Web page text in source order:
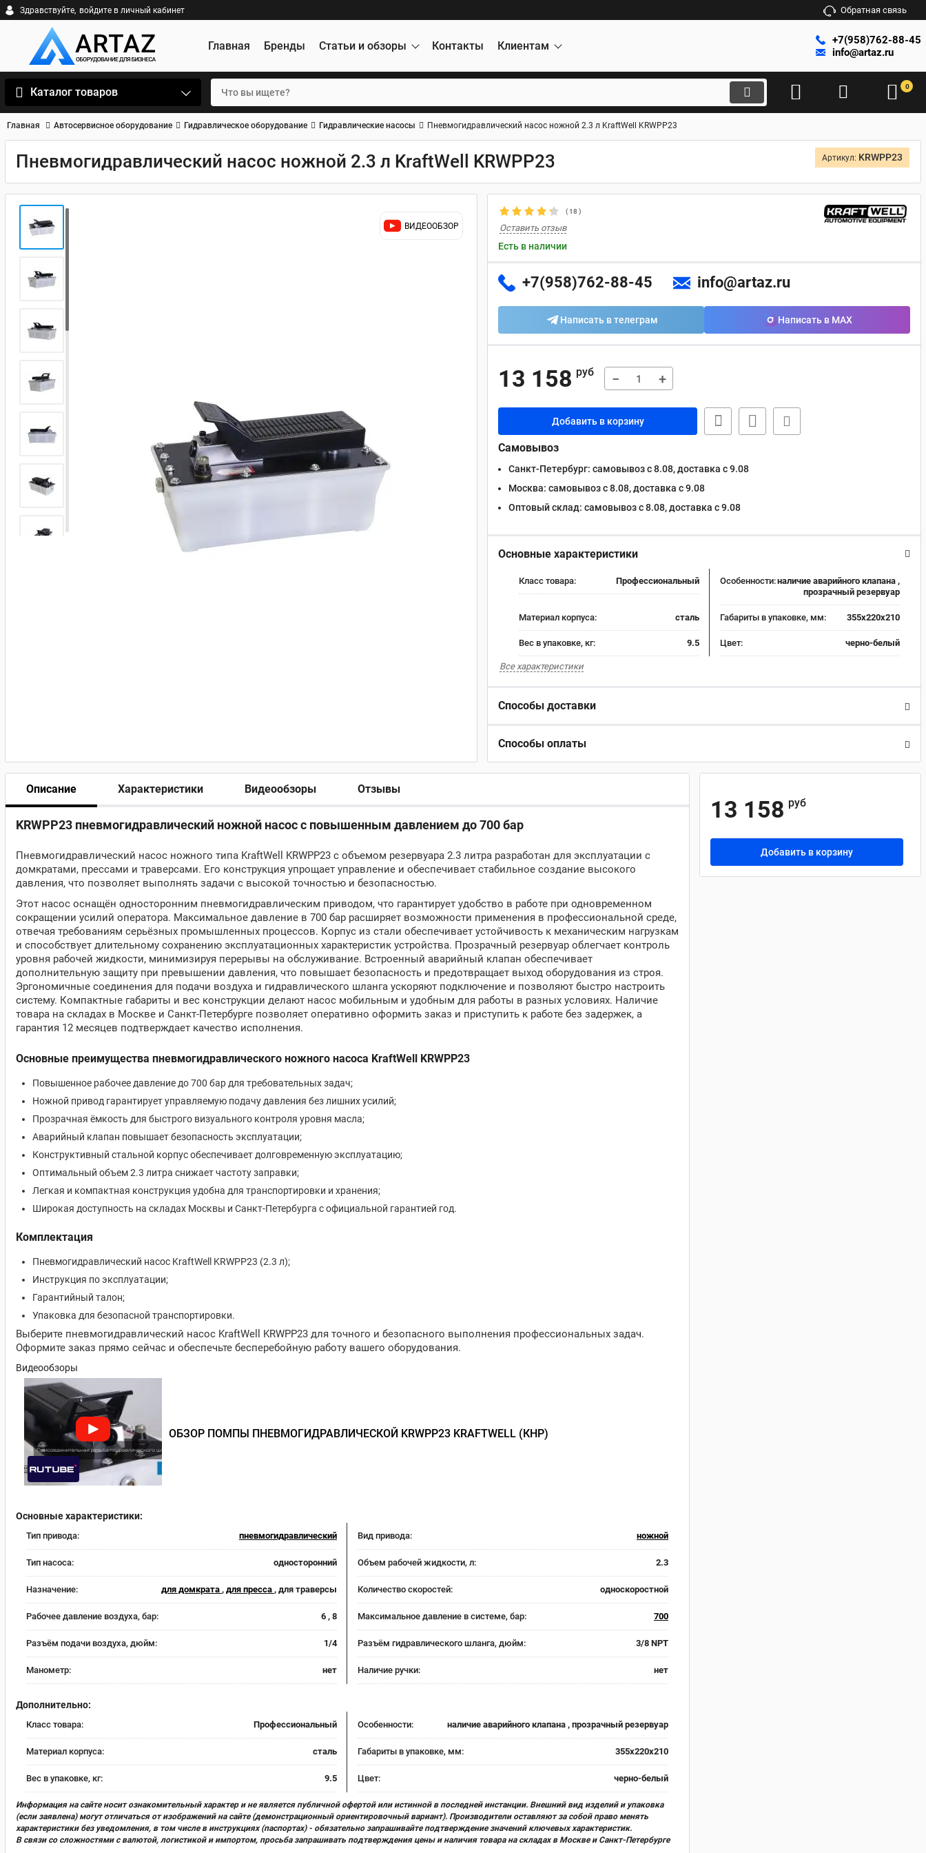
Здравствуйте, войдите в личный кабинет Обратная связь
Главная Бренды Статьи и обзоры Контакты Клиентам
+7(958)762-88-45
info@artaz.ru
Каталог товаров 0
Главная Автосервисное оборудование Гидравлическое оборудование Гидравлические насосы Пневмогидравлический насос ножной 2.3 л KraftWell KRWPP23
Пневмогидравлический насос ножной 2.3 л KraftWell KRWPP23 Артикул: KRWPP23
ВИДЕООБЗОР
(18 )
Оставить отзыв
Есть в наличии
+7(958)762-88-45 info@artaz.ru
Написать в телеграм Написать в MAX
13 158 руб − +
Добавить в корзину
Самовывоз
Санкт-Петербург: самовывоз с 8.08, доставка c 9.08
Москва: самовывоз с 8.08, доставка c 9.08
Оптовый склад: самовывоз с 8.08, доставка c 9.08
Основные характеристики
Класс товара: Профессиональный Особенности:наличие аварийного клапана ,
прозрачный резервуар
Материал корпуса: сталь Габариты в упаковке, мм: 355х220х210
Вес в упаковке, кг: 9.5 Цвет: черно-белый
Все характеристики
Способы доставки
Способы оплаты
Описание Характеристики Видеообзоры Отзывы
KRWPP23 пневмогидравлический ножной насос с повышенным давлением до 700 бар
Пневмогидравлический насос ножного типа KraftWell KRWPP23 с объемом резервуара 2.3 литра разработан для эксплуатации с
домкратами, прессами и траверсами. Его конструкция упрощает управление и обеспечивает стабильное создание высокого
давления, что позволяет выполнять задачи с высокой точностью и безопасностью.
Этот насос оснащён односторонним пневмогидравлическим приводом, что гарантирует удобство в работе при одновременном
сокращении усилий оператора. Максимальное давление в 700 бар расширяет возможности применения в профессиональной среде,
отвечая требованиям серьёзных промышленных процессов. Корпус из стали обеспечивает устойчивость к механическим нагрузкам
и способствует длительному сохранению эксплуатационных характеристик устройства. Прозрачный резервуар облегчает контроль
уровня рабочей жидкости, минимизируя перерывы на обслуживание. Встроенный аварийный клапан обеспечивает
дополнительную защиту при превышении давления, что повышает безопасность и предотвращает выход оборудования из строя.
Эргономичные соединения для подачи воздуха и гидравлического шланга ускоряют подключение и позволяют быстро настроить
систему. Компактные габариты и вес конструкции делают насос мобильным и удобным для работы в разных условиях. Наличие
товара на складах в Москве и Санкт-Петербурге позволяет оперативно оформить заказ и приступить к работе без задержек, а
гарантия 12 месяцев подтверждает качество исполнения.
Основные преимущества пневмогидравлического ножного насоса KraftWell KRWPP23
Повышенное рабочее давление до 700 бар для требовательных задач;
Ножной привод гарантирует управляемую подачу давления без лишних усилий;
Прозрачная ёмкость для быстрого визуального контроля уровня масла;
Аварийный клапан повышает безопасность эксплуатации;
Конструктивный стальной корпус обеспечивает долговременную эксплуатацию;
Оптимальный объем 2.3 литра снижает частоту заправки;
Легкая и компактная конструкция удобна для транспортировки и хранения;
Широкая доступность на складах Москвы и Санкт-Петербурга с официальной гарантией год.
Комплектация
Пневмогидравлический насос KraftWell KRWPP23 (2.3 л);
Инструкция по эксплуатации;
Гарантийный талон;
Упаковка для безопасной транспортировки.
Выберите пневмогидравлический насос KraftWell KRWPP23 для точного и безопасного выполнения профессиональных задач.
Оформите заказ прямо сейчас и обеспечьте бесперебойную работу вашего оборудования.
Видеообзоры
ОБЗОР ПОМПЫ ПНЕВМОГИДРАВЛИЧЕСКОЙ KRWPP23 KRAFTWELL (КНР)
Основные характеристики:
Тип привода: пневмогидравлический Вид привода: ножной
Тип насоса: односторонний Объем рабочей жидкости, л: 2.3
Назначение: для домкрата , для пресса , для траверсы Количество скоростей: односкоростной
Рабочее давление воздуха, бар: 6 , 8 Максимальное давление в системе, бар: 700
Разъём подачи воздуха, дюйм: 1/4 Разъём гидравлического шланга, дюйм: 3/8 NPT
Манометр: нет Наличие ручки: нет
Дополнительно:
Класс товара: Профессиональный Особенности: наличие аварийного клапана , прозрачный резервуар
Материал корпуса: сталь Габариты в упаковке, мм: 355х220х210
Вес в упаковке, кг: 9.5 Цвет: черно-белый
Информация на сайте носит ознакомительный характер и не является публичной офертой или истинной в последней инстанции. Внешний вид изделий и упаковка
(если заявлена) могут отличаться от изображений на сайте (демонстрационный ориентировочный вариант). Производители оставляют за собой право менять
характеристики без уведомления, в том числе в инструкциях (паспортах) - обязательно запрашивайте подтверждение значений ключевых характеристик.
В связи со сложностями с валютой, логистикой и импортом, просьба запрашивать подтверждения цены и наличия товара на складах в Москве и Санкт-Петербурге
13 158 руб
Добавить в корзину